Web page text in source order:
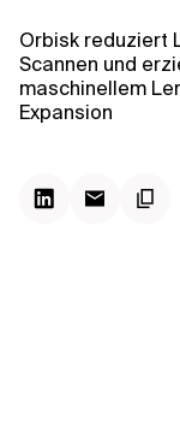
Orbisk reduziert
Scannen und
maschinellem
Expansion